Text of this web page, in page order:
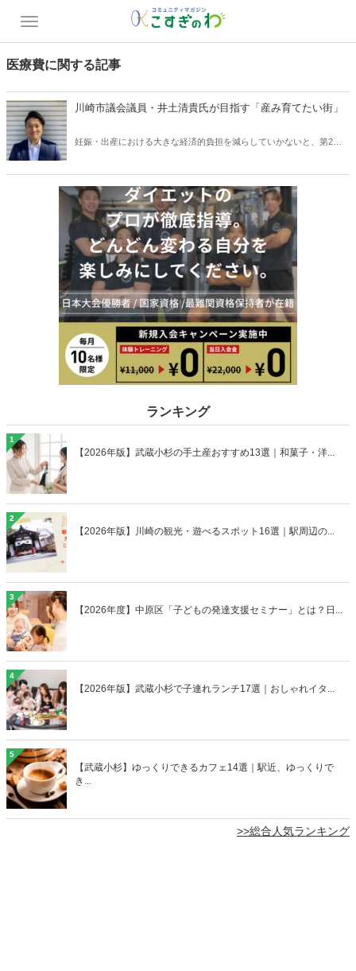
医療費に関する記事
川崎市議会議員・井土清貴氏が目指す「産み育てたい街」
妊娠・出産における大きな経済的負担を減らしていかないと、第2
後ケア事業はありますが、川崎市の利用料金は他市に比べて割高。ま
た、新潟市などでは妊産婦医療費助成制度を導入していますが、川崎
市では、ようやく議会で議題の俎上に乗ったばかりです。<br> <br>
妊娠・出産にかかる費用を軽減し、子どもを安心して産み育てられる
街を目指します。
ランキング
1
【2026年版】武蔵小杉の手土産おすすめ13選｜和菓子・洋...
2
【2026年版】川崎の観光・遊べるスポット16選｜駅周辺の...
3
【2026年度】中原区「子どもの発達支援セミナー」とは？日...
4
【2026年版】武蔵小杉で子連れランチ17選｜おしゃれイタ...
5
【武蔵小杉】ゆっくりできるカフェ14選｜駅近、ゆっくりで
き...
>>総合人気ランキング